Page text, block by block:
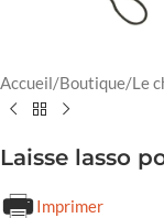
Accueil/Boutique/Le
Laisse lasso
Imprimer